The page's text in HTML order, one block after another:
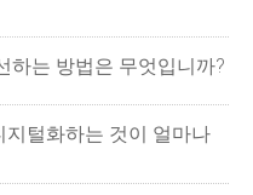
하는 방법은 무엇입니까?
털화하는 것이 얼마나